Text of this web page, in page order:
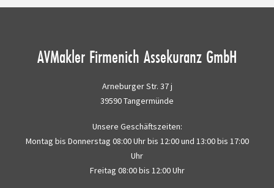
AVMakler Firmenich Assekuranz GmbH
Arneburger Str. 37 j
39590 Tangermünde
Unsere Geschäftszeiten:
Montag bis Donnerstag 08:00 Uhr bis 12:00 und 13:00 bis 17:00
Uhr
Freitag 08:00 bis 12:00 Uhr